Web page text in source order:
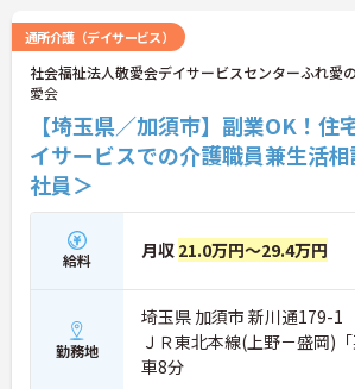
通所介護（デイサービス）
社会福祉法人敬愛会デイサービスセンターふれ愛
愛会
【埼玉県／加須市】副業OK！
イサービスでの介護職員兼生活
社員＞
給料 月収 21.0万円～29.4万円
勤務地
埼玉県 加須市 新川通179-1
ＪＲ東北本線(上野－盛岡)
車8分